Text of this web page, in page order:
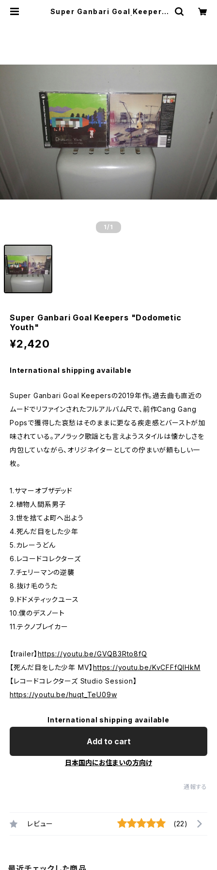
Super Ganbari Goal Keepers
1 /1
Super Ganbari Goal Keepers "Dodometic
Youth"
¥2,420
International shipping available
Super Ganbari Goal Keepersの2019年作。過去曲も直近の
ムードでリファインされたフルアルバム尺で、前作Cang Gang
Popsで獲得した哀愁はそのままに更なる疾走感とバーストが加
味されている。アノラック歌謡とも言えようスタイルは懐かしさを
内包していながら、オリジネイターとしての佇まいが頼もしい一
枚。
1.サマーオブザデッド
2.植物人間系男子
3.世を捨てよ町へ出よう
4.死んだ目をした少年
5.カレーうどん
6.レコードコレクターズ
7.チェリーマンの逆襲
8.抜け毛のうた
9.ドドメティックユース
10.僕のデスノート
11.テクノブレイカー
【trailer】https://youtu.be/GVQB3Rto8fQ
【死んだ目をした少年 MV】https://youtu.be/KvCFFfQlHkM
【レコードコレクターズ Studio Session】
https://youtu.be/huqt_TeU09w
International shipping available
Add to cart
日本国内にお住まいの方向け
通報する
レビュー (22)